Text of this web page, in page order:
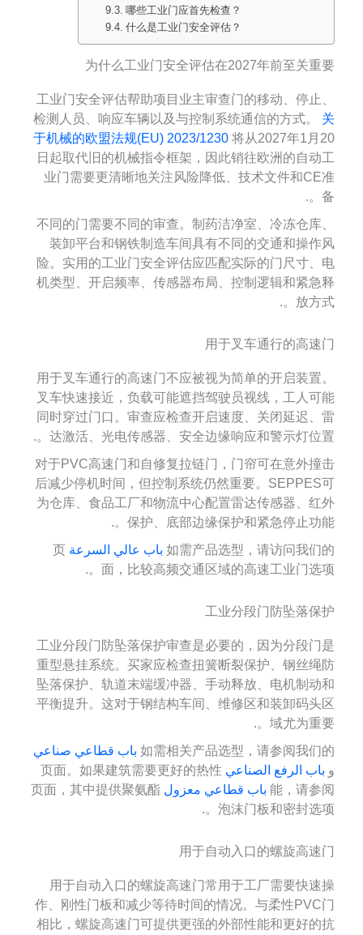
哪些工业门应首先检查？
什么是工业门安全评估？
为什么工业门安全评估在2027年前至关重要
工业门安全评估帮助项目业主审查门的移动、停止、
检测人员、响应车辆以及与控制系统通信的方式。 关
于机械的欧盟法规(EU) 2023/1230 将从2027年1月20
日起取代旧的机械指令框架，因此销往欧洲的自动工
业门需要更清晰地关注风险降低、技术文件和CE准
备。.
不同的门需要不同的审查。制药洁净室、冷冻仓库、
装卸平台和钢铁制造车间具有不同的交通和操作风
险。实用的工业门安全评估应匹配实际的门尺寸、电
机类型、开启频率、传感器布局、控制逻辑和紧急释
放方式。.
用于叉车通行的高速门
用于叉车通行的高速门不应被视为简单的开启装置。
叉车快速接近，负载可能遮挡驾驶员视线，工人可能
同时穿过门口。审查应检查开启速度、关闭延迟、雷
达激活、光电传感器、安全边缘响应和警示灯位置。.
对于PVC高速门和自修复拉链门，门帘可在意外撞击
后减少停机时间，但控制系统仍然重要。SEPPES可
为仓库、食品工厂和物流中心配置雷达传感器、红外
保护、底部边缘保护和紧急停止功能。.
如需产品选型，请访问我们的 باب عالي السرعة 页
面，比较高频交通区域的高速工业门选项。.
工业分段门防坠落保护
工业分段门防坠落保护审查是必要的，因为分段门是
重型悬挂系统。买家应检查扭簧断裂保护、钢丝绳防
坠落保护、轨道末端缓冲器、手动释放、电机制动和
平衡提升。这对于钢结构车间、维修区和装卸码头区
域尤为重要。.
如需相关产品选型，请参阅我们的 باب قطاعي صناعي
و باب الرفع الصناعي 页面。如果建筑需要更好的热性
能，请参阅 باب قطاعي معزول 页面，其中提供聚氨酯
泡沫门板和密封选项。.
用于自动入口的螺旋高速门
用于自动入口的螺旋高速门常用于工厂需要快速操
作、刚性门板和减少等待时间的情况。与柔性PVC门
相比，螺旋高速门可提供更强的外部性能和更好的抗